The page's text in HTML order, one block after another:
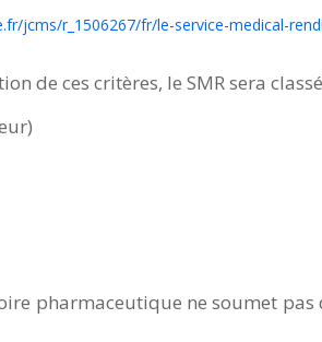
jcms/r_1506267/fr/le-service-medical-
de ces critères, le SMR sera
pharmaceutique ne soumet